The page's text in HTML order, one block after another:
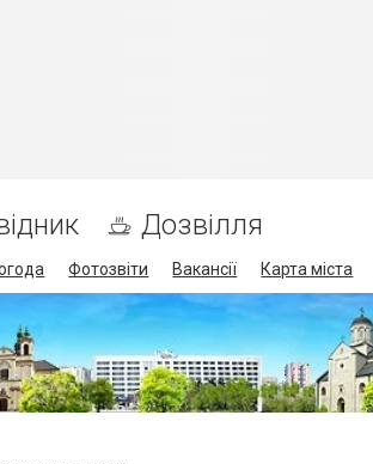
Дозвілля
Фотозвіти Вакансії Карта міста